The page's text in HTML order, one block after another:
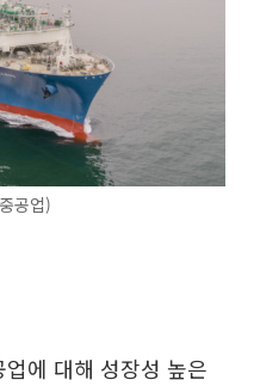
공업)
에 대해 성장성 높은